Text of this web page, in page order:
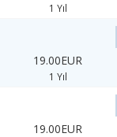
1 Yıl
19.00EUR
1 Yıl
19.00EUR